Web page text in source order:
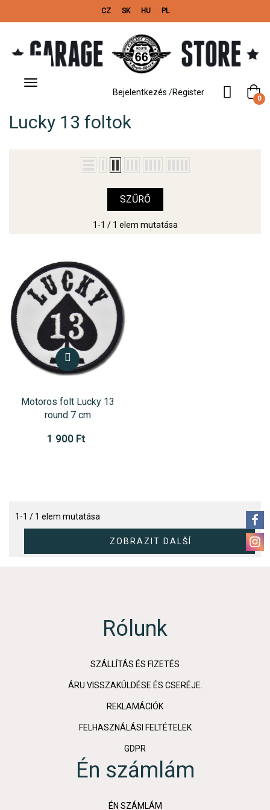
CZ SK HU PL
Bejelentkezés /Register
0
Toggle
Lucky 13 foltok
SZŰRŐ
1-1 / 1 elem mutatása
Motoros folt Lucky 13
round 7 cm
1 900 Ft
1-1 / 1 elem mutatása
Rólunk
SZÁLLÍTÁS ÉS FIZETÉS
ÁRU VISSZAKÜLDÉSE ÉS CSERÉJE.
REKLAMÁCIÓK
FELHASZNÁLÁSI FELTÉTELEK
GDPR
Én számlám
ÉN SZÁMLÁM